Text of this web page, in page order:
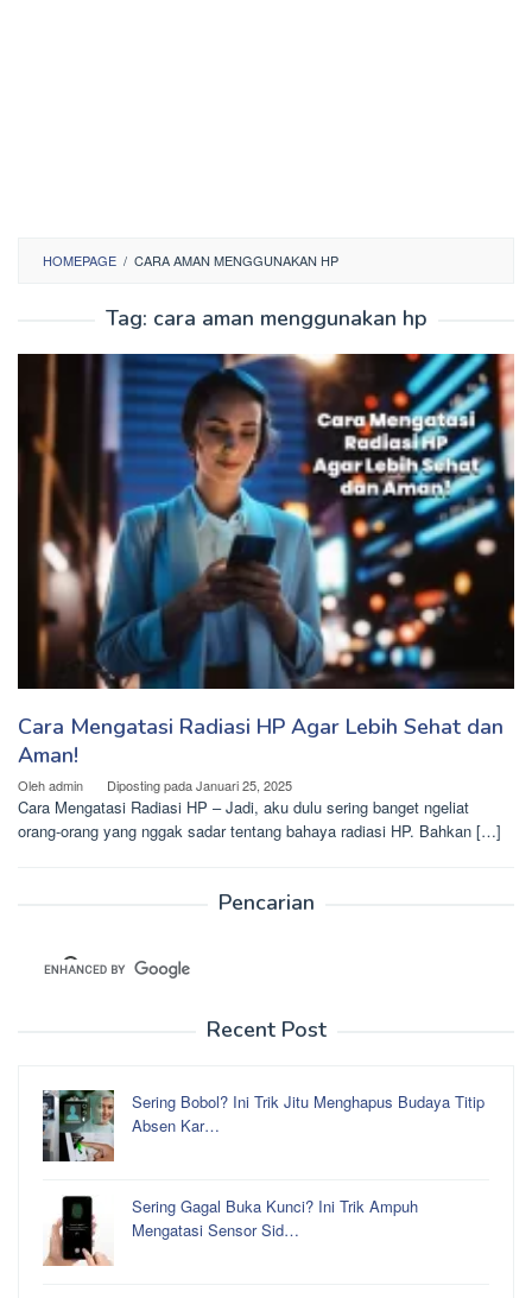
HOMEPAGE / CARA AMAN MENGGUNAKAN HP
Tag: cara aman menggunakan hp
Cara Mengatasi Radiasi HP Agar Lebih Sehat dan
Aman!
Olehadmin Diposting padaJanuari 25, 2025
Cara Mengatasi Radiasi HP – Jadi, aku dulu sering banget ngeliat
orang-orang yang nggak sadar tentang bahaya radiasi HP. Bahkan […]
Pencarian
Recent Post
Sering Bobol? Ini Trik Jitu Menghapus Budaya Titip
Absen Kar…
Sering Gagal Buka Kunci? Ini Trik Ampuh
Mengatasi Sensor Sid…